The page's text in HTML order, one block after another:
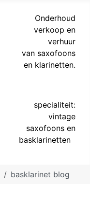
Onderhoud
verkoop en
verhuur
van saxofoons
en klarinetten.
specialiteit:
vintage
saxofoons en
basklarinetten
basklarinet blog